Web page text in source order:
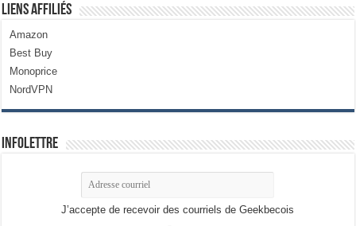
Liens Affiliés
Amazon
Best Buy
Monoprice
NordVPN
Infolettre
J’accepte de recevoir des courriels de Geekbecois